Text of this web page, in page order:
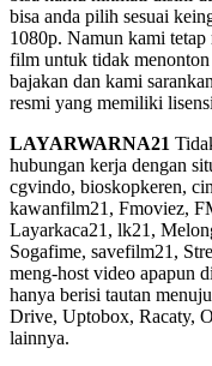
bisa anda pilih sesuai
1080p. Namun kami
film untuk tidak
bajakan dan kami
resmi yang memiliki
LAYARWARNA21
hubungan kerja dengan
cgvindo, bioskopkeren,
kawanfilm21, Fmoviez,
Layarkaca21, lk21,
Sogafime, savefilm21,
meng-host video apapun
hanya berisi tautan
Drive, Uptobox, Racaty,
lainnya.